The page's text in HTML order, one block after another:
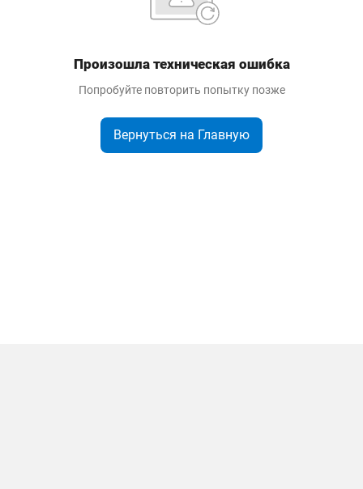
Произошла техническая ошибка
Попробуйте повторить попытку позже
Вернуться на Главную